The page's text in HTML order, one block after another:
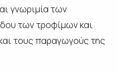
γνωριμία των
των τροφίμων και
τους παραγωγούς της